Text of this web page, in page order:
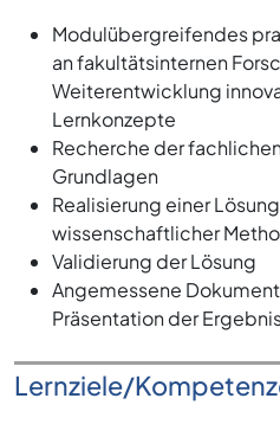
Modulübergreifendes
an fakultätsinternen
Weiterentwicklung
Lernkonzepte
Recherche der
Grundlagen
Realisierung einer
wissenschaftlicher
Validierung der Lösung
Angemessene
Präsentation der
Lernziele/